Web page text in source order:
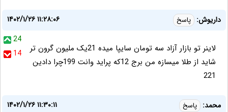
داریوش: پاسخ
۱۴۰۲/۱/۲۶ ۱۱:۲۸:۰۶
24
14
لاینر تو بازار آزاد سه تومان سایپا میده 21یک ملیون گرون تر
شاید از طلا میسازه من برج 12که پراید وانت 199چرا دادین
221
محمد: پاسخ
۱۴۰۲/۱/۲۶ ۱۱:۳۰:۱۱